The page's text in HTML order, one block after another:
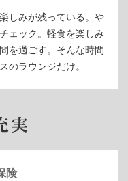
しみが残っている。や
ェック。軽食を楽しみ
を過ごす。そんな時間
のラウンジだけ。
険